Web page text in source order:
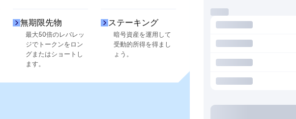
無期限先物
最大50倍のレバレッ
ジでトークンをロン
グまたはショートし
ます。
ステーキング
暗号資産を運用して
受動的所得を得まし
ょう。